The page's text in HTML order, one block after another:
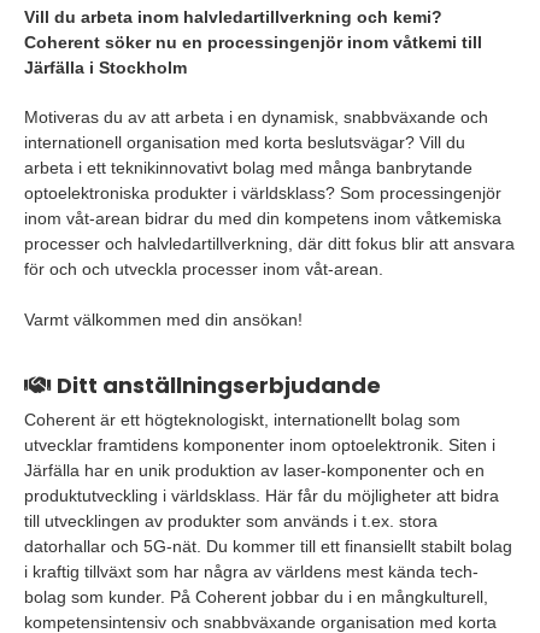
Vill du arbeta inom halvledartillverkning och kemi?
Coherent söker nu en processingenjör inom våtkemi till
Järfälla i Stockholm
Motiveras du av att arbeta i en dynamisk, snabbväxande och
internationell organisation med korta beslutsvägar? Vill du
arbeta i ett teknikinnovativt bolag med många banbrytande
optoelektroniska produkter i världsklass? Som processingenjör
inom våt-arean bidrar du med din kompetens inom våtkemiska
processer och halvledartillverkning, där ditt fokus blir att ansvara
för och och utveckla processer inom våt-arean.
Varmt välkommen med din ansökan!
Ditt anställningserbjudande
Coherent är ett högteknologiskt, internationellt bolag som
utvecklar framtidens komponenter inom optoelektronik. Siten i
Järfälla har en unik produktion av laser-komponenter och en
produktutveckling i världsklass. Här får du möjligheter att bidra
till utvecklingen av produkter som används i t.ex. stora
datorhallar och 5G-nät. Du kommer till ett finansiellt stabilt bolag
i kraftig tillväxt som har några av världens mest kända tech-
bolag som kunder. På Coherent jobbar du i en mångkulturell,
kompetensintensiv och snabbväxande organisation med korta